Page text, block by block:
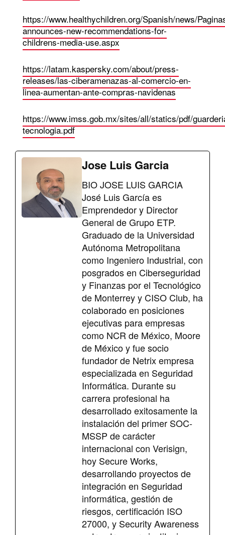
https://www.healthychildren.org/Spanish/news/
announces-new-recommendations-for-
childrens-media-use.aspx
https://latam.kaspersky.com/about/press-
releases/las-ciberamenazas-al-comercio-en-
linea-aumentan-ante-compras-navidenas
https://www.imss.gob.mx/sites/all/statics/pdf/
tecnologia.pdf
Jose Luis Garcia
BIO JOSE LUIS GARCIA
José Luis García es
Emprendedor y Director
General de Grupo ETP.
Graduado de la Universidad
Autónoma Metropolitana
como Ingeniero Industrial, con
posgrados en Ciberseguridad
y Finanzas por el Tecnológico
de Monterrey y CISO Club, ha
colaborado en posiciones
ejecutivas para empresas
como NCR de México, Moore
de México y fue socio
fundador de Netrix empresa
especializada en Seguridad
Informática. Durante su
carrera profesional ha
desarrollado exitosamente la
instalación del primer SOC-
MSSP de carácter
internacional con Verisign,
hoy Secure Works,
desarrollando proyectos de
integración en Seguridad
informática, gestión de
riesgos, certificación ISO
27000, y Security Awareness